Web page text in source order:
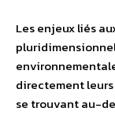
Les enjeux liés
directement
se trouvant au-